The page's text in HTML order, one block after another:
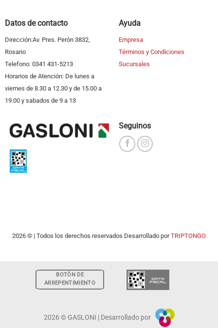
Datos de contacto
Dirección:Av. Pres. Perón 3832,
Rosario
Telefono: 0341 431-5213
Horarios de Atención: De lunes a
viernes de 8.30 a 12.30 y de 15.00 a
19.00 y sabados de 9 a 13
Ayuda
Empresa
Términos y Condiciones
Sucursales
Seguinos
2026 © | Todos los derechos reservados Desarrollado porTRIPTONGO
BOTÒN DE
ARREPENTIMIENTO
2026 © GASLONI | Desarrollado por